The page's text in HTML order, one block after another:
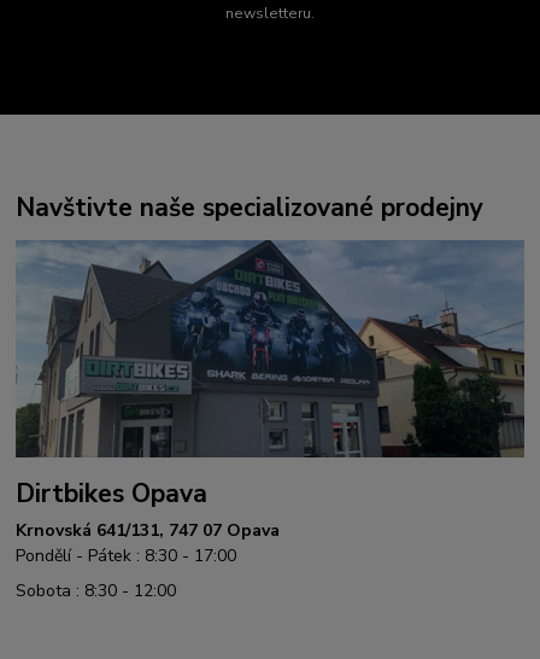
newsletteru.
Navštivte naše specializované prodejny
Dirtbikes Opava
Krnovská 641/131, 747 07 Opava
Pondělí - Pátek : 8:30 - 17:00
Sobota : 8:30 - 12:00